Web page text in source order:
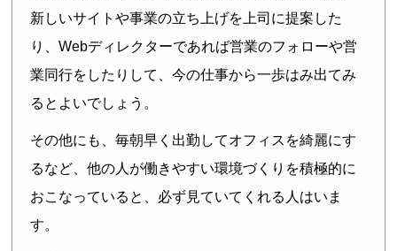
新しいサイトや事業の立ち上げを上司に提案した
り、Webディレクターであれば営業のフォローや営
業同行をしたりして、今の仕事から一歩はみ出てみ
るとよいでしょう。
その他にも、毎朝早く出勤してオフィスを綺麗にす
るなど、他の人が働きやすい環境づくりを積極的に
おこなっていると、必ず見ていてくれる人はいま
す。